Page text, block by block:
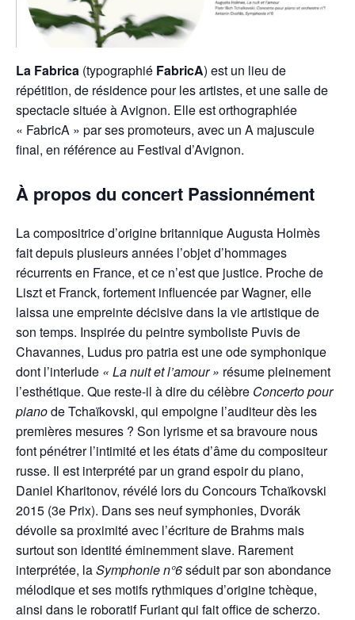
La Fabrica (typographié FabricA) est un lieu de
répétition, de résidence pour les artistes, et une salle de
spectacle située à Avignon. Elle est orthographiée
« FabricA » par ses promoteurs, avec un A majuscule
final, en référence au Festival d’Avignon.
À propos du concert Passionnément
La compositrice d’origine britannique Augusta Holmès
fait depuis plusieurs années l’objet d’hommages
récurrents en France, et ce n’est que justice. Proche de
Liszt et Franck, fortement influencée par Wagner, elle
laissa une empreinte décisive dans la vie artistique de
son temps. Inspirée du peintre symboliste Puvis de
Chavannes, Ludus pro patria est une ode symphonique
dont l’interlude « La nuit et l’amour » résume pleinement
l’esthétique. Que reste-il à dire du célèbre Concerto pour
pianode Tchaïkovski, qui empoigne l’auditeur dès les
premières mesures ? Son lyrisme et sa bravoure nous
font pénétrer l’intimité et les états d’âme du compositeur
russe. Il est interprété par un grand espoir du piano,
Daniel Kharitonov, révélé lors du Concours Tchaïkovski
2015 (3e Prix). Dans ses neuf symphonies, Dvorák
dévoile sa proximité avec l’écriture de Brahms mais
surtout son identité éminemment slave. Rarement
interprétée, laSymphonie n°6séduit par son abondance
mélodique et ses motifs rythmiques d’origine tchèque,
ainsi dans le roboratif Furiant qui fait office de scherzo.